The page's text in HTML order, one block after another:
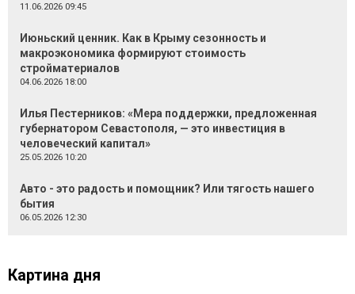
11.06.2026 09:45
Июньский ценник. Как в Крыму сезонность и
макроэкономика формируют стоимость
стройматериалов
04.06.2026 18:00
Илья Пестерников: «Мера поддержки, предложенная
губернатором Севастополя, — это инвестиция в
человеческий капитал»
25.05.2026 10:20
Авто - это радость и помощник? Или тягость нашего
бытия
06.05.2026 12:30
Картина дня